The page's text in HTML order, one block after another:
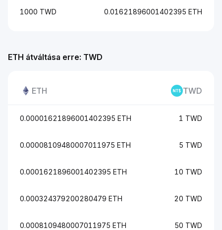
ETH átváltása erre: TWD
ETH TWD
0.00001621896001402395 ETH 1 TWD
0.00008109480007011975 ETH 5 TWD
0.0001621896001402395 ETH 10 TWD
0.000324379200280479 ETH 20 TWD
0.0008109480007011975 ETH 50 TWD
1000 TWD 0.01621896001402395 ETH